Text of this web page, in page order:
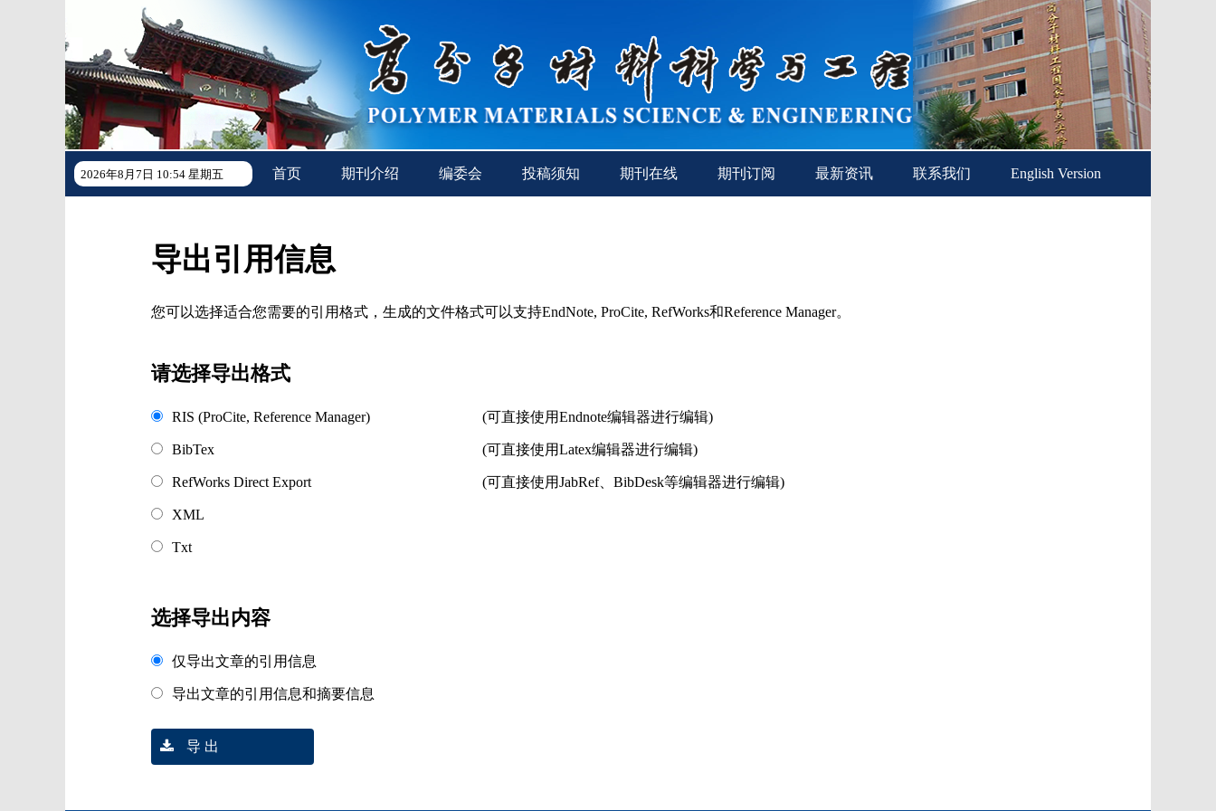
2026年8月7日 10:54 星期五 首页 期刊介绍 编委会 投稿须知 期刊在线 期刊订阅 最新资讯 联系我们 English Version
导出引用信息
您可以选择适合您需要的引用格式，生成的文件格式可以支持EndNote, ProCite, RefWorks和Reference Manager。
请选择导出格式
RIS (ProCite, Reference Manager) (可直接使用Endnote编辑器进行编辑)
BibTex (可直接使用Latex编辑器进行编辑)
RefWorks Direct Export (可直接使用JabRef、BibDesk等编辑器进行编辑)
XML
Txt
选择导出内容
仅导出文章的引用信息
导出文章的引用信息和摘要信息
导 出